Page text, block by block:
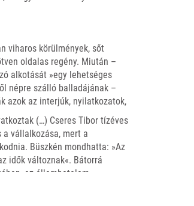
viharos körülmények, sőt
oldalas regény. Miután –
alkotását »egy lehetséges
népre szálló balladájának –
azok az interjúk, nyilatkozatok,
(…) Cseres Tibor tízéves
vállalkozása, mert a
Büszkén mondhatta: »Az
idők változnak«. Bátorrá
az államhatalom
óta soha nem tapasztalt
kommunista pártideológia